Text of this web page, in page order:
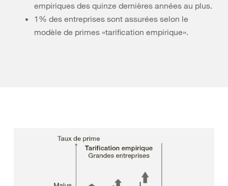
empiriques des quinze dernières années au plus.
1% des entreprises sont assurées selon le
modèle de primes «tarification empirique».